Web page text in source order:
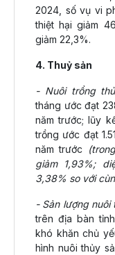
2024, số vụ vi
thiệt hại giảm
giảm 22,3%.
4. Thuỷ sản
- Nuôi trồng
tháng ước đạt
năm trước; lũy
trồng ước đạt
năm trước
giảm 1,93%;
3,38% so với
- Sản lượng nuôi
trên địa bàn
khó khăn chủ
hình nuôi thủy